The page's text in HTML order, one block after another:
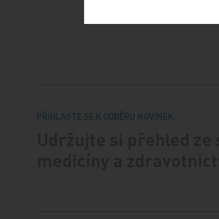
PŘIHLASTE SE K ODBĚRU NOVINEK.